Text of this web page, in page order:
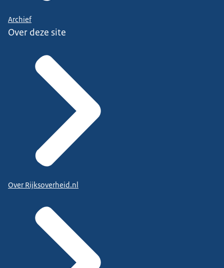
Archief
Over deze site
Over Rijksoverheid.nl